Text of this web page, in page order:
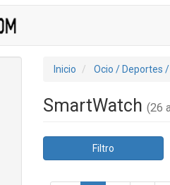
Inicio Ocio / Deportes
SmartWatch (26
Filtro